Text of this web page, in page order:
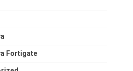
Fortigate